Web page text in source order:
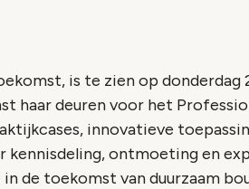
is te zien op donderdag
haar deuren voor het
innovatieve
ontmoeting en
de toekomst van duurzaam